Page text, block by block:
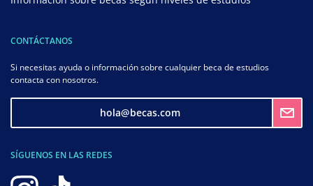
CONTÁCTANOS
Si necesitas ayuda o información sobre cualquier beca de estudios
contacta con nosotros.
hola@becas.com
SÍGUENOS EN LAS REDES